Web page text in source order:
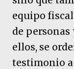
equipo
de
ellos, se
testimonio